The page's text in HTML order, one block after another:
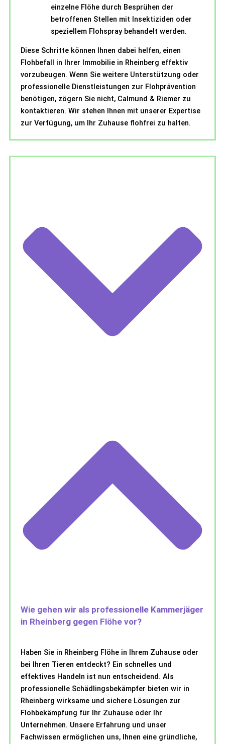
einzelne Flöhe durch Besprühen der
betroffenen Stellen mit Insektiziden oder
speziellem Flohspray behandelt werden.
Diese Schritte können Ihnen dabei helfen, einen
Flohbefall in Ihrer Immobilie in Rheinberg effektiv
vorzubeugen. Wenn Sie weitere Unterstützung oder
professionelle Dienstleistungen zur Flohprävention
benötigen, zögern Sie nicht, Calmund & Riemer zu
kontaktieren. Wir stehen Ihnen mit unserer Expertise
zur Verfügung, um Ihr Zuhause flohfrei zu halten.
Wie gehen wir als professionelle Kammerjäger
in Rheinberg gegen Flöhe vor?
Haben Sie in Rheinberg Flöhe in Ihrem Zuhause oder
bei Ihren Tieren entdeckt? Ein schnelles und
effektives Handeln ist nun entscheidend. Als
professionelle Schädlingsbekämpfer bieten wir in
Rheinberg wirksame und sichere Lösungen zur
Flohbekämpfung für Ihr Zuhause oder Ihr
Unternehmen. Unsere Erfahrung und unser
Fachwissen ermöglichen uns, Ihnen eine gründliche,